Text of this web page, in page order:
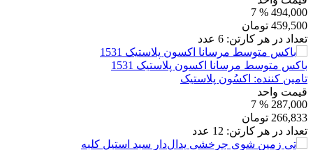
494,000
% 7
459,500 تومان
تعداد در هر کارتن: 6 عدد
باکس متوسط مرسانا اکسون پلاستیک 1531
تامین کننده: اکسُون پلاستیک
قیمت واحد
287,000
% 7
266,833 تومان
تعداد در هر کارتن: 12 عدد